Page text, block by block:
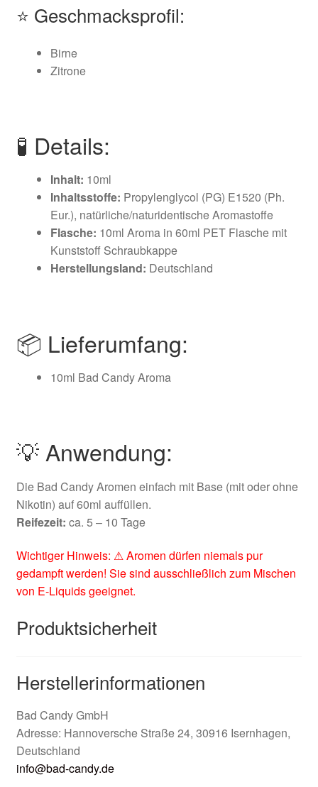
⭐ Geschmacksprofil:
Birne
Zitrone
🧪 Details:
Inhalt: 10ml
Inhaltsstoffe: Propylenglycol (PG) E1520 (Ph.
Eur.), natürliche/naturidentische Aromastoffe
Flasche: 10ml Aroma in 60ml PET Flasche mit
Kunststoff Schraubkappe
Herstellungsland: Deutschland
📦 Lieferumfang:
10ml Bad Candy Aroma
💡 Anwendung:
Die Bad Candy Aromen einfach mit Base (mit oder ohne
Nikotin) auf 60ml auffüllen.
Reifezeit: ca. 5 – 10 Tage
Wichtiger Hinweis: ⚠ Aromen dürfen niemals pur
gedampft werden! Sie sind ausschließlich zum Mischen
von E-Liquids geeignet.
Produktsicherheit
Herstellerinformationen
Bad Candy GmbH
Adresse: Hannoversche Straße 24, 30916 Isernhagen,
Deutschland
info@bad-candy.de